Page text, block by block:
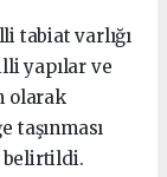
tabiat varlığı
yapılar ve
olarak
taşınması
belirtildi.